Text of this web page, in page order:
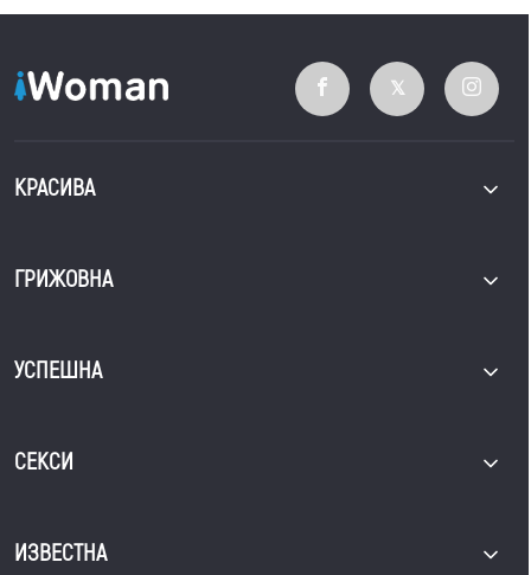
КРАСИВА
ГРИЖОВНА
УСПЕШНА
СЕКСИ
ИЗВЕСТНА